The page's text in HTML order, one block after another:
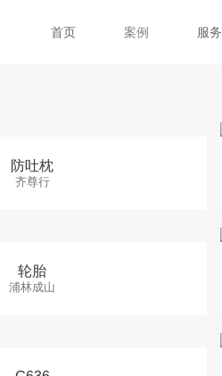
首页 案例 服务
防吐枕
齐尊行
轮胎
浦林成山